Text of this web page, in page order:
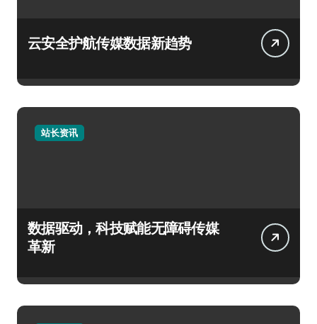
云安全护航传媒数据新趋势
站长资讯
数据驱动，科技赋能无障碍传媒
革新